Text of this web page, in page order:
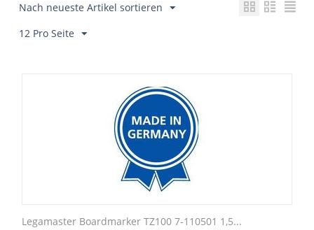
Nach neueste Artikel sortieren
12 Pro Seite
Legamaster Boardmarker TZ100 7-110501 1,5...